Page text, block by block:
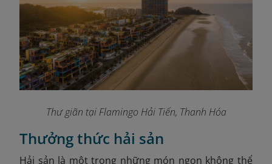
Thư giãn tại Flamingo Hải Tiến, Thanh Hóa
Thưởng thức hải sản
Hải sản là một trong những món ngon không thể